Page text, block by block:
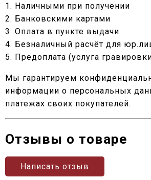
1. Наличными при получении
2. Банковскими картами
3. Оплата в пункте выдачи
4. Безналичный расчёт для
5. Предоплата (услуга
Мы гарантируем
информации о персональных
платежах своих покупателей.
Отзывы о товаре
Написать отзыв